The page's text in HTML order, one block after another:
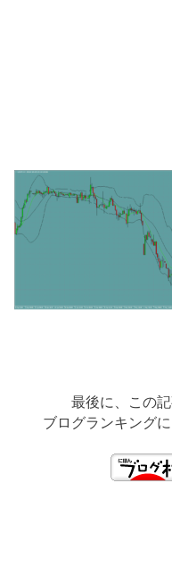
最後に、この
ブログランキング